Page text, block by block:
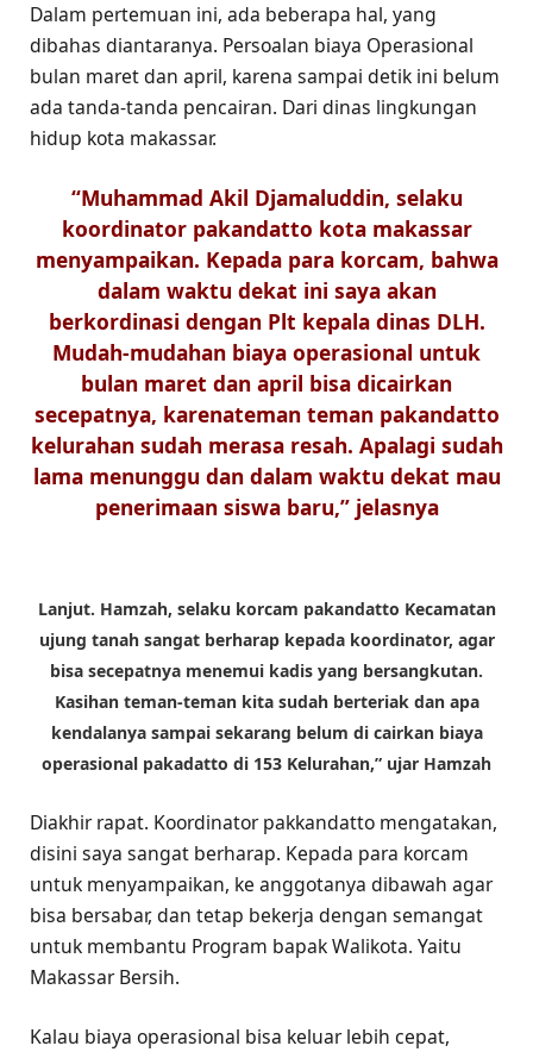
Dalam pertemuan ini, ada beberapa hal, yang
dibahas diantaranya. Persoalan biaya Operasional
bulan maret dan april, karena sampai detik ini belum
ada tanda-tanda pencairan. Dari dinas lingkungan
hidup kota makassar.
“Muhammad Akil Djamaluddin, selaku
koordinator pakandatto kota makassar
menyampaikan. Kepada para korcam, bahwa
dalam waktu dekat ini saya akan
berkordinasi dengan Plt kepala dinas DLH.
Mudah-mudahan biaya operasional untuk
bulan maret dan april bisa dicairkan
secepatnya, karenateman teman pakandatto
kelurahan sudah merasa resah. Apalagi sudah
lama menunggu dan dalam waktu dekat mau
penerimaan siswa baru,” jelasnya
Lanjut. Hamzah, selaku korcam pakandatto Kecamatan
ujung tanah sangat berharap kepada koordinator, agar
bisa secepatnya menemui kadis yang bersangkutan.
Kasihan teman-teman kita sudah berteriak dan apa
kendalanya sampai sekarang belum di cairkan biaya
operasional pakadatto di 153 Kelurahan,” ujar Hamzah
Diakhir rapat. Koordinator pakkandatto mengatakan,
disini saya sangat berharap. Kepada para korcam
untuk menyampaikan, ke anggotanya dibawah agar
bisa bersabar, dan tetap bekerja dengan semangat
untuk membantu Program bapak Walikota. Yaitu
Makassar Bersih.
Kalau biaya operasional bisa keluar lebih cepat,